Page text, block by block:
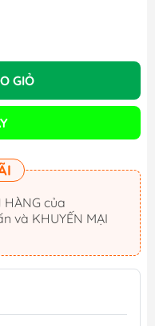
GIỎ
HÀNG của
và KHUYẾN MẠI